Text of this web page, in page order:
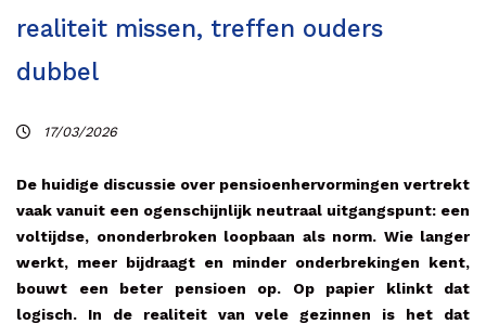
realiteit missen, treffen ouders
dubbel
17/03/2026
De huidige discussie over pensioenhervormingen vertrekt
vaak vanuit een ogenschijnlijk neutraal uitgangspunt: een
voltijdse, ononderbroken loopbaan als norm. Wie langer
werkt, meer bijdraagt en minder onderbrekingen kent,
bouwt een beter pensioen op. Op papier klinkt dat
logisch. In de realiteit van vele gezinnen is het dat